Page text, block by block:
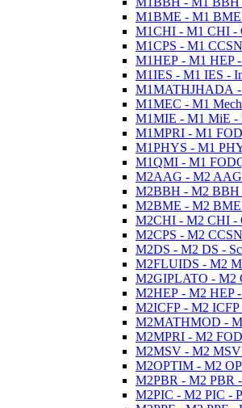
M1BME - M1 BME
M1CHI - M1 CHI -
M1CPS - M1
M1HEP - M1 HEP -
M1IES - M1 IES -
M1MATHJHADA -
M1MEC - M1
M1MIE - M1 MiE -
M1MPRI - M1
M1PHYS - M1
M1QMI - M1
M2AAG - M2 AAG
M2BBH - M2 BBH
M2BME - M2 BME
M2CHI - M2 CHI -
M2CPS - M2
M2DS - M2 DS -
M2FLUIDS - M2
M2GIPLATO - M2
M2HEP - M2 HEP -
M2ICFP - M2 ICFP
M2MATHMOD -
M2MPRI - M2
M2MSV - M2 MSV
M2OPTIM - M2
M2PBR - M2 PBR -
M2PIC - M2 PIC -